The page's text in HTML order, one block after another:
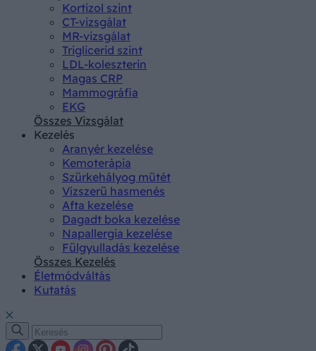
Kortizol szint
CT-vizsgálat
MR-vizsgálat
Triglicerid szint
LDL-koleszterin
Magas CRP
Mammográfia
EKG
Összes Vizsgálat
Kezelés
Aranyér kezelése
Kemoterápia
Szürkehályog műtét
Vízszerű hasmenés
Afta kezelése
Dagadt boka kezelése
Napallergia kezelése
Fülgyulladás kezelése
Összes Kezelés
Életmódváltás
Kutatás